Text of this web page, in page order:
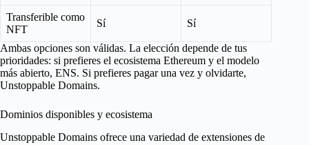
Transferible como
NFT
Sí Sí
Ambas opciones son válidas. La elección depende de tus
prioridades: si prefieres el ecosistema Ethereum y el modelo
más abierto, ENS. Si prefieres pagar una vez y olvidarte,
Unstoppable Domains.
Dominios disponibles y ecosistema
Unstoppable Domains ofrece una variedad de extensiones de